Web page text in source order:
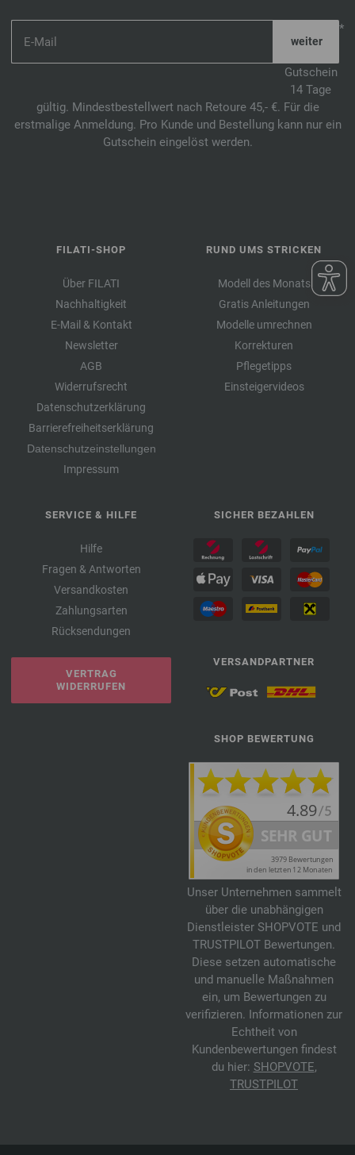
*
Gutschein
14 Tage
gültig. Mindestbestellwert nach Retoure 45,- €. Für die
erstmalige Anmeldung. Pro Kunde und Bestellung kann nur ein
Gutschein eingelöst werden.
FILATI-SHOP
Über FILATI
Nachhaltigkeit
E-Mail & Kontakt
Newsletter
AGB
Widerrufsrecht
Datenschutzerklärung
Barrierefreiheitserklärung
Datenschutzeinstellungen
Impressum
RUND UMS STRICKEN
Modell des Monats
Gratis Anleitungen
Modelle umrechnen
Korrekturen
Pflegetipps
Einsteigervideos
SERVICE & HILFE
Hilfe
Fragen & Antworten
Versandkosten
Zahlungsarten
Rücksendungen
VERTRAG
WIDERRUFEN
SICHER BEZAHLEN
VERSANDPARTNER
SHOP BEWERTUNG
Unser Unternehmen sammelt
über die unabhängigen
Dienstleister SHOPVOTE und
TRUSTPILOT Bewertungen.
Diese setzen automatische
und manuelle Maßnahmen
ein, um Bewertungen zu
verifizieren. Informationen zur
Echtheit von
Kundenbewertungen findest
du hier: SHOPVOTE,
TRUSTPILOT